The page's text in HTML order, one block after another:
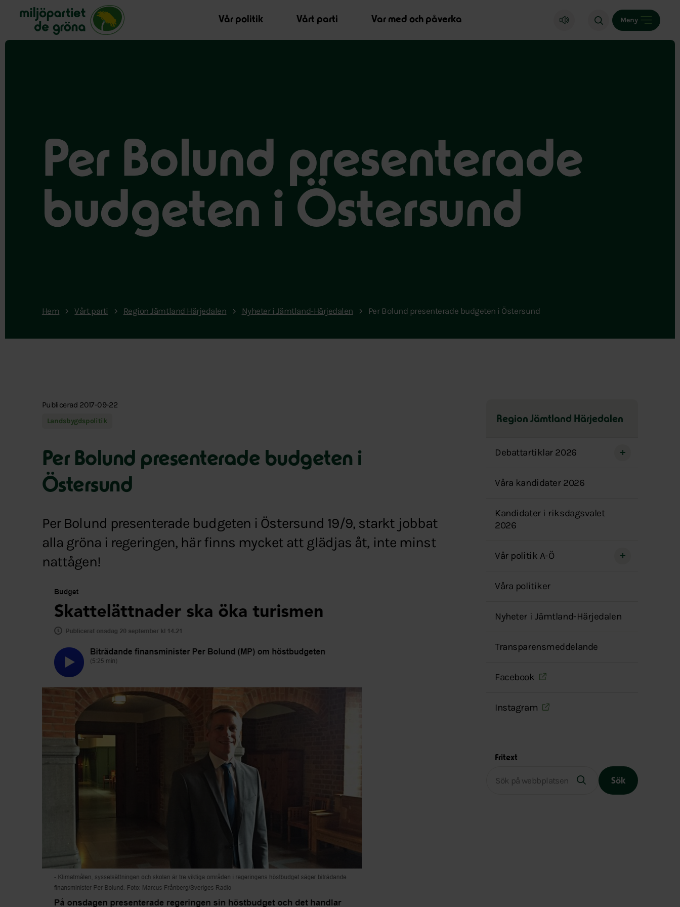
Miljöpartiet de gröna, startsida
Vår politik
Vårt parti Var med och påverka Meny
Per Bolund presenterade
budgeten i Östersund
Hem Vårt parti Region Jämtland Härjedalen Nyheter i Jämtland-Härjedalen Per Bolund presenterade budgeten i Östersund
Publicerad 2017-09-22
Landsbygdspolitik
Per Bolund presenterade budgeten i
Östersund
Per Bolund presenterade budgeten i Östersund 19/9, starkt jobbat
alla gröna i regeringen, här finns mycket att glädjas åt, inte minst
nattågen!
Region Jämtland Härjedalen
över
menyn
Debattartiklar 2026
Våra kandidater 2026
Kandidater i riksdagsvalet
2026
Vår politik A-Ö
Våra politiker
Nyheter i Jämtland-Härjedalen
Transparensmeddelande
Facebook
Instagram
Fritext
Sök